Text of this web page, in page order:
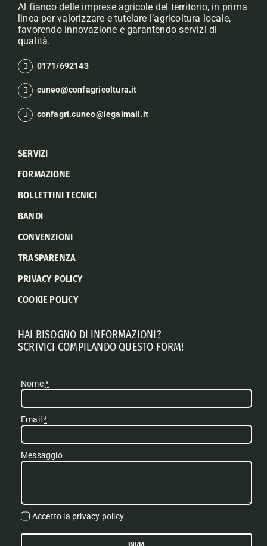
Al fianco delle imprese agricole del territorio, in prima
linea per valorizzare e tutelare l’agricoltura locale,
favorendo innovazione e garantendo servizi di
qualità.
0171/692143
cuneo@confagricoltura.it
confagri.cuneo@legalmail.it
SERVIZI
FORMAZIONE
BOLLETTINI TECNICI
BANDI
CONVENZIONI
TRASPARENZA
PRIVACY POLICY
COOKIE POLICY
HAI BISOGNO DI INFORMAZIONI?
SCRIVICI COMPILANDO QUESTO FORM!
Nome*
Email*
Messaggio
Accetto la privacy policy